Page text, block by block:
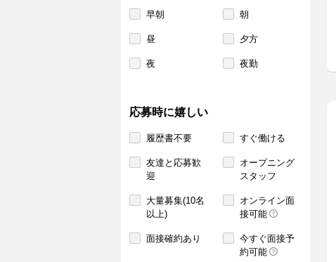
早朝 朝
昼 夕方
夜 夜勤
応募時に嬉しい
履歴書不要 すぐ働ける
友達と応募歓
迎
オープニング
スタッフ
大量募集(10名
以上)
オンライン面
接可能
面接確約あり
今すぐ面接予
約可能